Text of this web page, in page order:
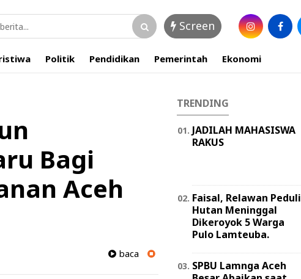
Screen
Politik Pendidikan Pemerintah Ekonomi
Bagi
Aceh
baca
TRENDING
JADILAH MAHASISWA
RAKUS
Faisal, Relawan Peduli
Hutan Meninggal
Dikeroyok 5 Warga
Pulo Lamteuba.
SPBU Lamnga Aceh